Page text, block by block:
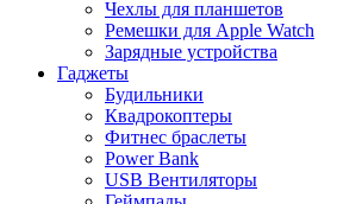
Чехлы для планшетов
Ремешки для Apple Watch
Зарядные устройства
Гаджеты
Будильники
Квадрокоптеры
Фитнес браслеты
Power Bank
USB Вентиляторы